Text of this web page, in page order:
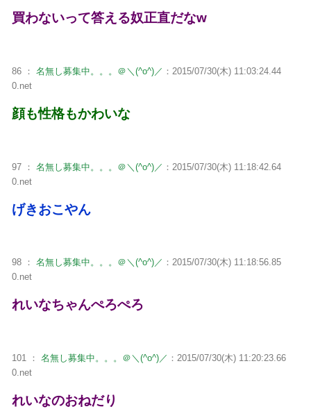
買わないって答える奴正直だなw
86 ： 名無し募集中。。。＠＼(^o^)／ ：2015/07/30(木) 11:03:24.44
0.net
顔も性格もかわいな
97 ： 名無し募集中。。。＠＼(^o^)／ ：2015/07/30(木) 11:18:42.64
0.net
げきおこやん
98 ： 名無し募集中。。。＠＼(^o^)／ ：2015/07/30(木) 11:18:56.85
0.net
れいなちゃんぺろぺろ
101 ： 名無し募集中。。。＠＼(^o^)／ ：2015/07/30(木) 11:20:23.66
0.net
れいなのおねだり